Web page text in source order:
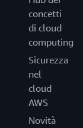
concetti
di cloud
computing
Sicurezza
nel
cloud
AWS
Novità